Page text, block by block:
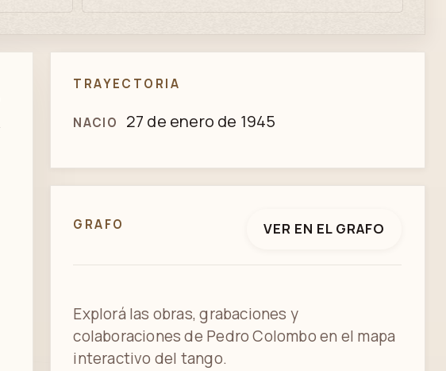
TRAYECTORIA
NACIO 27 de enero de 1945
GRAFO VER EN EL GRAFO
Explorá las obras, grabaciones y
colaboraciones de Pedro Colombo en el mapa
interactivo del tango.